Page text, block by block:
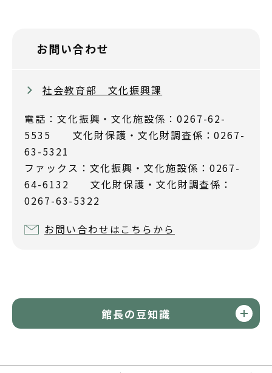
お問い合わせ
社会教育部 文化振興課
電話：文化振興・文化施設係：0267-62-
5535 文化財保護・文化財調査係：0267-
63-5321
ファックス：文化振興・文化施設係：0267-
64-6132 文化財保護・文化財調査係：
0267-63-5322
お問い合わせはこちらから
館長の豆知識